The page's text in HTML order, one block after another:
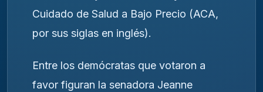
Cuidado de Salud a Bajo Precio (ACA,
por sus siglas en inglés).
Entre los demócratas que votaron a
favor figuran la senadora Jeanne